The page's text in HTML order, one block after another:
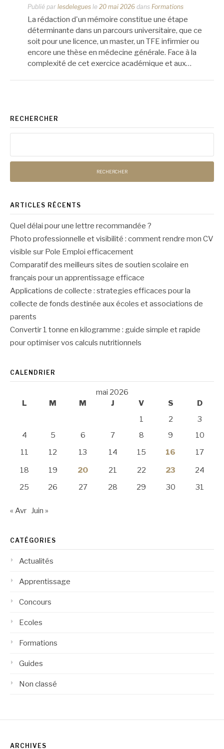
Publié par lesdelegues le 20 mai 2026 dans Formations
La rédaction d'un mémoire constitue une étape
déterminante dans un parcours universitaire, que ce
soit pour une licence, un master, un TFE infirmier ou
encore une thèse en médecine générale. Face à la
complexité de cet exercice académique et aux…
RECHERCHER
ARTICLES RÉCENTS
Quel délai pour une lettre recommandée ?
Photo professionnelle et visibilité : comment rendre mon CV
visible sur Pole Emploi efficacement
Comparatif des meilleurs sites de soutien scolaire en
français pour un apprentissage efficace
Applications de collecte : strategies efficaces pour la
collecte de fonds destinée aux écoles et associations de
parents
Convertir 1 tonne en kilogramme : guide simple et rapide
pour optimiser vos calculs nutritionnels
CALENDRIER
mai 2026
L
M M J V S
D
1
2
3
4
5 6 7 8 9
10
11
12 13 14 15 16
17
18
19 20 21 22 23
24
25
26 27 28 29 30 31
« Avr Juin »
CATÉGORIES
Actualités
Apprentissage
Concours
Ecoles
Formations
Guides
Non classé
ARCHIVES